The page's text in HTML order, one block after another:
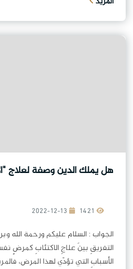
هل يملك الدين وصفة لعلاج
2022-12-13
الجواب : السلام عليكم ورحمة الله
التفريقِ بينَ علاجِ الاكتئابِ كمرضٍ
الأسبابِ التي تؤدّي لهذا المرض،